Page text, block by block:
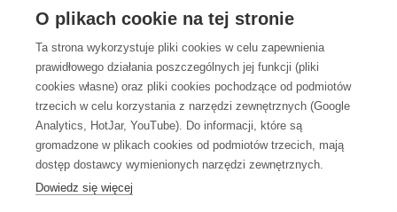
O plikach cookie na tej stronie
Ta strona wykorzystuje pliki cookies w celu zapewnienia
prawidłowego działania poszczególnych jej funkcji (pliki
cookies własne) oraz pliki cookies pochodzące od podmiotów
trzecich w celu korzystania z narzędzi zewnętrznych (Google
Analytics, HotJar, YouTube). Do informacji, które są
gromadzone w plikach cookies od podmiotów trzecich, mają
dostęp dostawcy wymienionych narzędzi zewnętrznych.
Dowiedz się więcej
OBSŁUGA KLIENTA
KONTAKT